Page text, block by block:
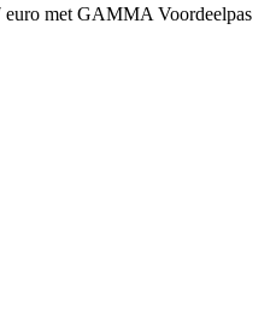
met GAMMA Voordeelpas